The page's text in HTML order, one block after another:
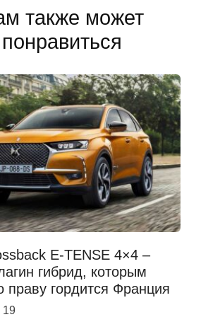
также может
понравиться
E-TENSE 4×4 –
гибрид, которым
праву гордится Франция
19